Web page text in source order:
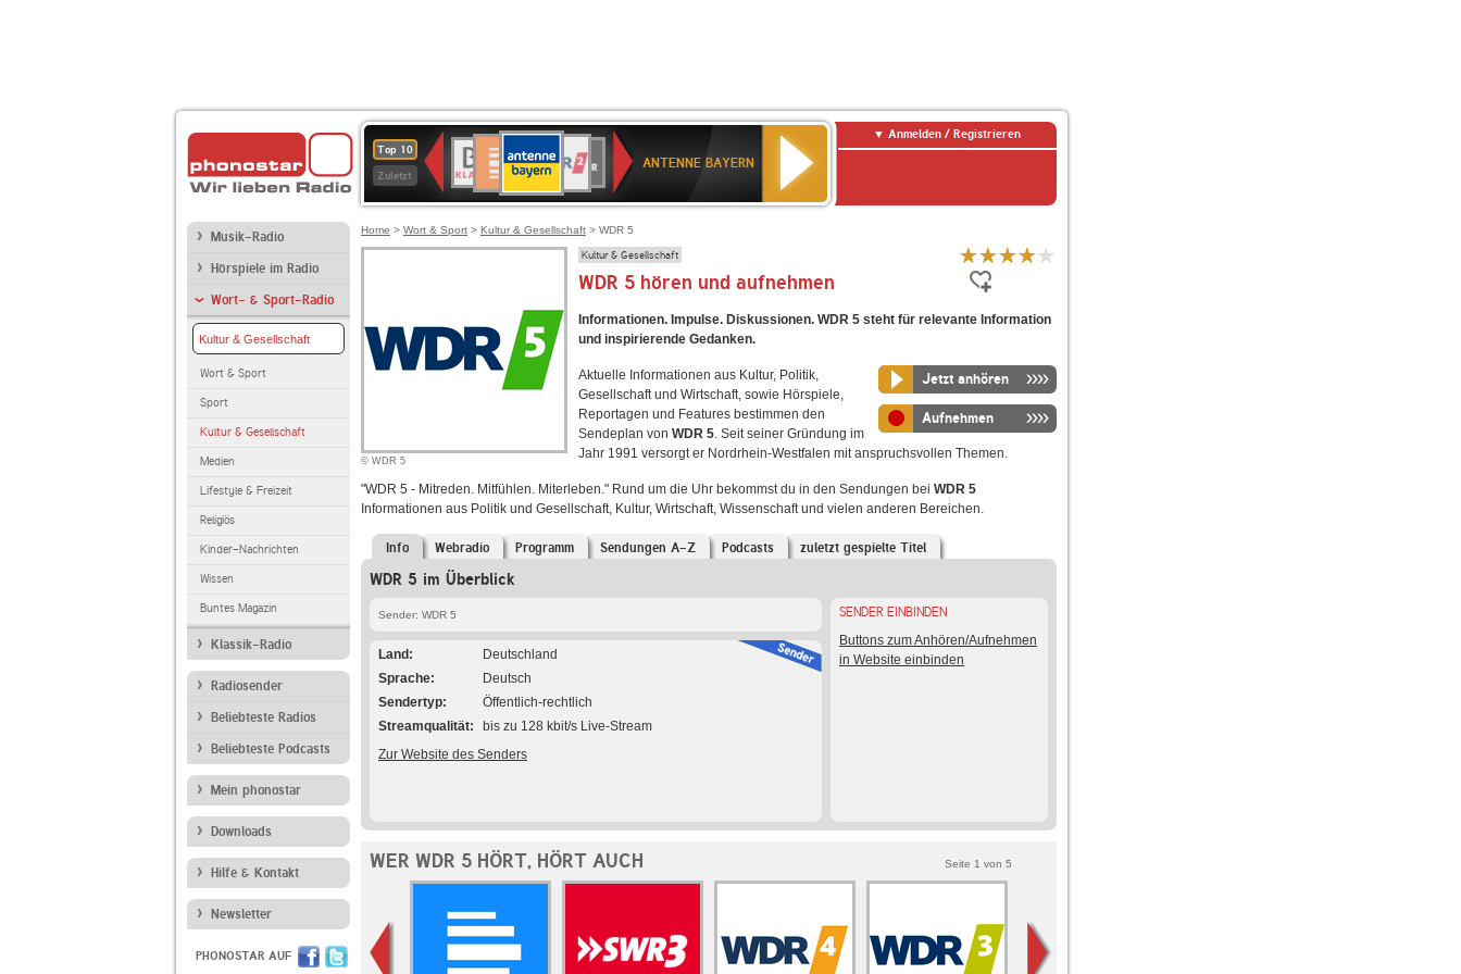
Top 10
Zuletzt
Deutschlandfunk
80er
90er
OLDIE
ANTENNE
SWR3
WDR
4
BR-
KLASSIK
Deutschlandfunk
KulturBAYERN
2
SWR
Kultur
NDR
2
ANTENNE BAYERN
Anmelden / Registrieren
Musik-Radio
Hörspiele im Radio
Wort- & Sport-Radio
Kultur & Gesellschaft
Wort & Sport
Sport
Kultur & Gesellschaft
Medien
Lifestyle & Freizeit
Religiös
Kinder-Nachrichten
Wissen
Buntes Magazin
Klassik-Radio
Radiosender
Beliebteste Radios
Beliebteste Podcasts
Mein phonostar
Downloads
Hilfe & Kontakt
Newsletter
PHONOSTAR AUF
Home > Wort & Sport > Kultur & Gesellschaft > WDR 5
© WDR 5
Kultur & Gesellschaft
WDR 5 hören und aufnehmen
Informationen. Impulse. Diskussionen. WDR 5 steht für relevante Information
und inspirierende Gedanken.
Jetzt anhören
Aufnehmen
Aktuelle Informationen aus Kultur, Politik,
Gesellschaft und Wirtschaft, sowie Hörspiele,
Reportagen und Features bestimmen den
Sendeplan von WDR 5. Seit seiner Gründung im
Jahr 1991 versorgt er Nordrhein-Westfalen mit anspruchsvollen Themen.
"WDR 5 - Mitreden. Mitfühlen. Miterleben." Rund um die Uhr bekommst du in den Sendungen bei WDR 5
Informationen aus Politik und Gesellschaft, Kultur, Wirtschaft, Wissenschaft und vielen anderen Bereichen.
Info Webradio Programm Sendungen A-Z Podcasts zuletzt gespielte Titel
WDR 5 im Überblick
Sender: WDR 5
Land
Deutschland
Sprache
Deutsch
Sendertyp
Öffentlich-rechtlich
Streamqualität
bis zu 128 kbit/s Live-Stream
Zur Website des Senders
SENDER EINBINDEN
Buttons zum Anhören/Aufnehmen
in Website einbinden
WER WDR 5 HÖRT, HÖRT AUCH Seite 1 von 5